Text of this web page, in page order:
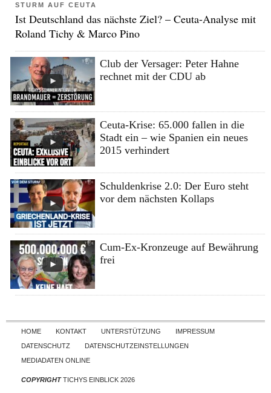
STURM AUF CEUTA
Ist Deutschland das nächste Ziel? – Ceuta-Analyse mit
Roland Tichy & Marco Pino
Club der Versager: Peter Hahne
rechnet mit der CDU ab
Ceuta-Krise: 65.000 fallen in die
Stadt ein – wie Spanien ein neues
2015 verhindert
Schuldenkrise 2.0: Der Euro steht
vor dem nächsten Kollaps
Cum-Ex-Kronzeuge auf Bewährung
frei
Skip to content
HOME KONTAKT UNTERSTÜTZUNG
IMPRESSUM
DATENSCHUTZ
DATENSCHUTZEINSTELLUNGEN
MEDIADATEN ONLINE
COPYRIGHTTICHYS EINBLICK 2026